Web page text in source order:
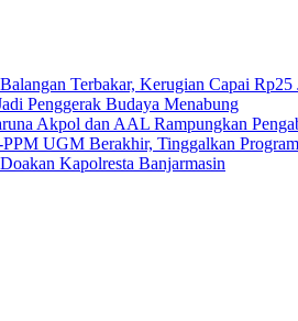
Terbakar, Kerugian Capai Rp25
Penggerak Budaya Menabung
Akpol dan AAL Rampungkan
UGM Berakhir, Tinggalkan Program
Kapolresta Banjarmasin